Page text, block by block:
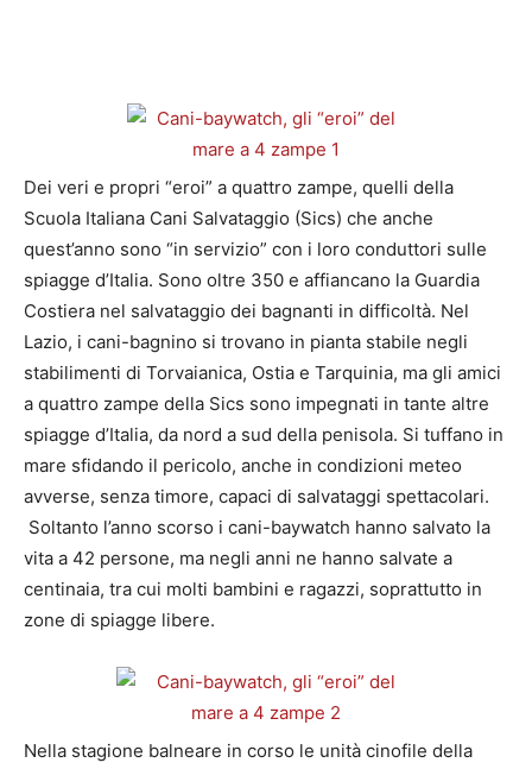
Dei veri e propri “eroi” a quattro zampe, quelli della
Scuola Italiana Cani Salvataggio (Sics) che anche
quest’anno sono “in servizio” con i loro conduttori sulle
spiagge d’Italia. Sono oltre 350 e affiancano la Guardia
Costiera nel salvataggio dei bagnanti in difficoltà. Nel
Lazio, i cani-bagnino si trovano in pianta stabile negli
stabilimenti di Torvaianica, Ostia e Tarquinia, ma gli amici
a quattro zampe della Sics sono impegnati in tante altre
spiagge d’Italia, da nord a sud della penisola. Si tuffano in
mare sfidando il pericolo, anche in condizioni meteo
avverse, senza timore, capaci di salvataggi spettacolari.
Soltanto l’anno scorso i cani-baywatch hanno salvato la
vita a 42 persone, ma negli anni ne hanno salvate a
centinaia, tra cui molti bambini e ragazzi, soprattutto in
zone di spiagge libere.
Nella stagione balneare in corso le unità cinofile della